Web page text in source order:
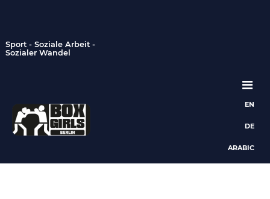
Sport - Soziale Arbeit -
Sozialer Wandel
Hauptnavigation
EN
DE
ARABIC